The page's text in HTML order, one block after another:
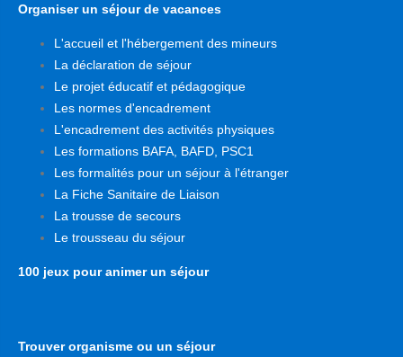
Organiser un séjour de vacances
L'accueil et l'hébergement des mineurs
La déclaration de séjour
Le projet éducatif et pédagogique
Les normes d'encadrement
L'encadrement des activités physiques
Les formations BAFA, BAFD, PSC1
Les formalités pour un séjour à l'étranger
La Fiche Sanitaire de Liaison
La trousse de secours
Le trousseau du séjour
100 jeux pour animer un séjour
Trouver organisme ou un séjour